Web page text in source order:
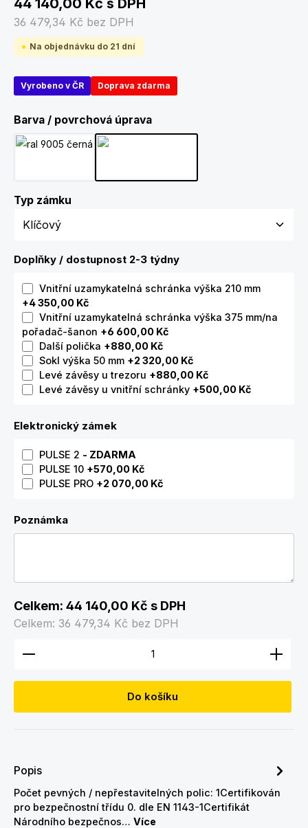
44 140,00 Kč s DPH
36 479,34 Kč bez DPH
Na objednávku do 21 dní
Vyrobeno v ČR Doprava zdarma
Barva / povrchová úpravaZvolte variantu
Typ zámku
Doplňky / dostupnost 2-3 týdny
Vnitřní uzamykatelná schránka výška 210 mm
+4 350,00 Kč
Vnitřní uzamykatelná schránka výška 375 mm/na
pořadač-šanon +6 600,00 Kč
Další polička +880,00 Kč
Sokl výška 50 mm +2 320,00 Kč
Levé závěsy u trezoru +880,00 Kč
Levé závěsy u vnitřní schránky +500,00 Kč
Elektronický zámek
PULSE 2 - ZDARMA
PULSE 10 +570,00 Kč
PULSE PRO +2 070,00 Kč
Poznámka
Celkem: 44 140,00 Kč s DPH
Celkem: 36 479,34 Kč bez DPH
Množství produktu: Zadejte požadované
Do košíku
Popis
Počet pevných / nepřestavitelných polic: 1Certifikován
pro bezpečnostní třídu 0. dle EN 1143-1Certifikát
Národního bezpečnos… Více